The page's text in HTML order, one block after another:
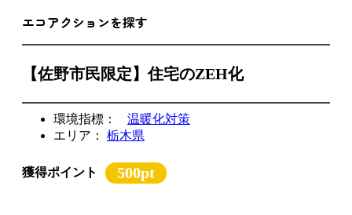
エコアクションを探す
【佐野市民限定】住宅のZEH化
環境指標：
温暖化対策
エリア： 栃木県
獲得ポイント 500pt